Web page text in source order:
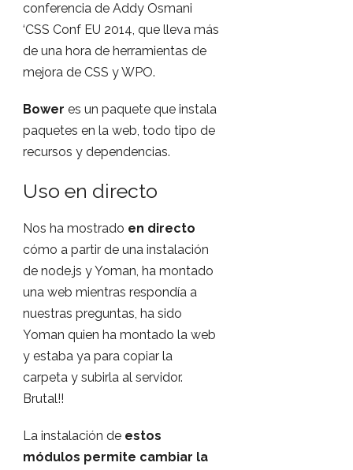
conferencia de Addy Osmani
‘CSS Conf EU 2014, que lleva más
de una hora de herramientas de
mejora de CSS y WPO.
Bower es un paquete que instala
paquetes en la web, todo tipo de
recursos y dependencias.
Uso en directo
Nos ha mostrado en directo
cómo a partir de una instalación
de node.js y Yoman, ha montado
una web mientras respondía a
nuestras preguntas, ha sido
Yoman quien ha montado la web
y estaba ya para copiar la
carpeta y subirla al servidor.
Brutal!!
La instalación de estos
módulos permite cambiar la